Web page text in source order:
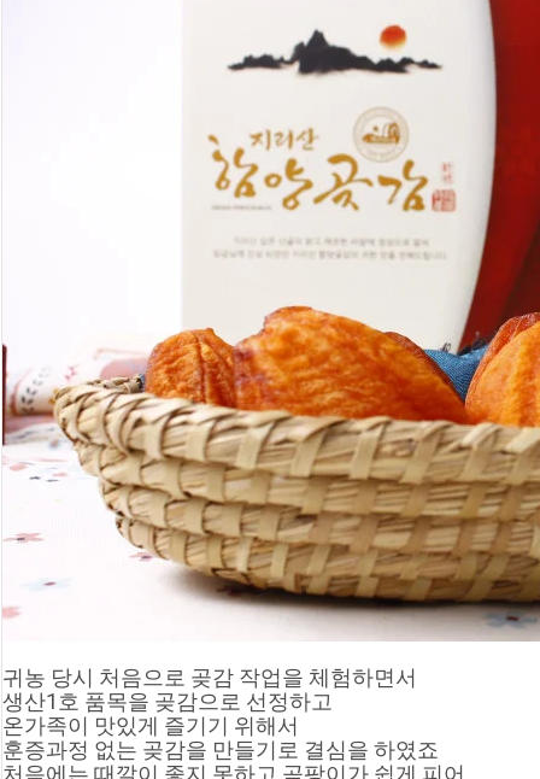
귀농 당시 처음으로 곶감 작업을 체험하면서
생산1호 품목을 곶감으로 선정하고
온가족이 맛있게 즐기기 위해서
훈증과정 없는 곶감을 만들기로 결심을 하였죠
처음에는 때깔이 좋지 못하고 곰팡이가 쉽게 피어